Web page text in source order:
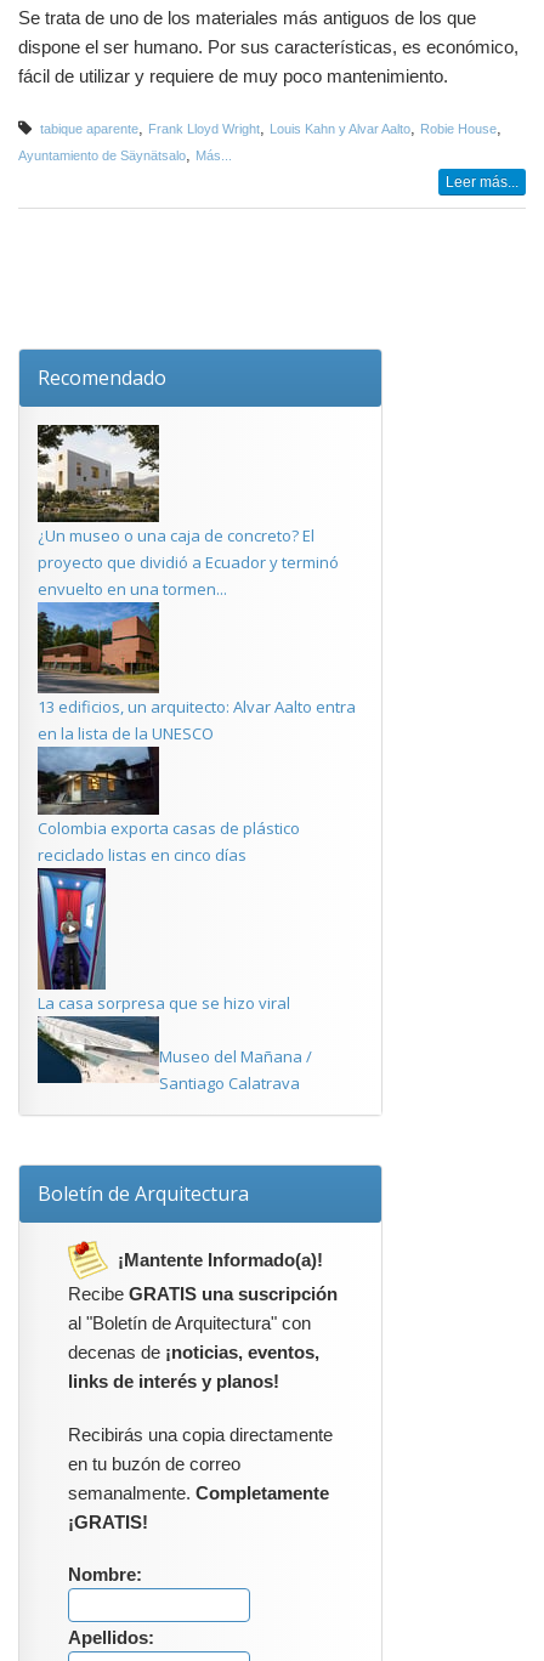
Se trata de uno de los materiales más antiguos de los que
dispone el ser humano. Por sus características, es económico,
fácil de utilizar y requiere de muy poco mantenimiento.
tabique aparente Frank Lloyd Wright Louis Kahn y Alvar Aalto Robie House
Ayuntamiento de Säynätsalo Más...
Leer más...
Recomendado
¿Un museo o una caja de concreto? El
proyecto que dividió a Ecuador y terminó
envuelto en una tormen...
13 edificios, un arquitecto: Alvar Aalto entra
en la lista de la UNESCO
Colombia exporta casas de plástico
reciclado listas en cinco días
La casa sorpresa que se hizo viral
Museo del Mañana /
Santiago Calatrava
Boletín de Arquitectura
¡Mantente Informado(a)!
Recibe GRATIS una suscripción
al "Boletín de Arquitectura" con
decenas de ¡noticias, eventos,
links de interés y planos!
Recibirás una copia directamente
en tu buzón de correo
semanalmente. Completamente
¡GRATIS!
Nombre:
Apellidos: